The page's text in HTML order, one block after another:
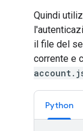
Quindi
il file del
corrente e
Python